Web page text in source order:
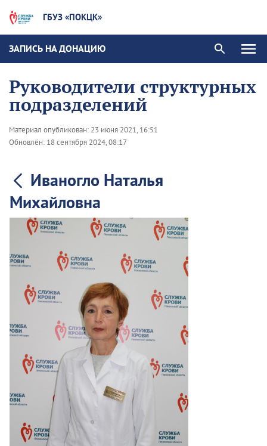
ГБУЗ «ПОКЦК»
ЗАПИСЬ НА ДОНАЦИЮ
Руководители структурных
подразделений
Материал опубликован: 23 июня 2021, 16:51
Обновлён: 18 сентября 2024, 08:17
Иваногло Наталья
Михайловна